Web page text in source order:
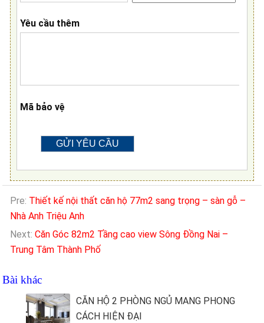
Yêu cầu thêm
Mã bảo vệ
Pre: Thiết kế nội thất căn hộ 77m2 sang trọng – sàn gỗ –
Nhà Anh Triệu Anh
Next:Căn Góc 82m2 Tầng cao view Sông Đồng Nai –
Trung Tâm Thành Phố
Bài khác
CĂN HỘ 2 PHÒNG NGỦ MANG PHONG
CÁCH HIỆN ĐẠI